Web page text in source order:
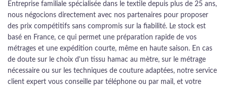
Entreprise familiale spécialisée dans le textile depuis plus de 25 ans,
nous négocions directement avec nos partenaires pour proposer
des prix compétitifs sans compromis sur la fiabilité. Le stock est
basé en France, ce qui permet une préparation rapide de vos
métrages et une expédition courte, même en haute saison. En cas
de doute sur le choix d'un tissu hamac au mètre, sur le métrage
nécessaire ou sur les techniques de couture adaptées, notre service
client expert vous conseille par téléphone ou par mail, et votre